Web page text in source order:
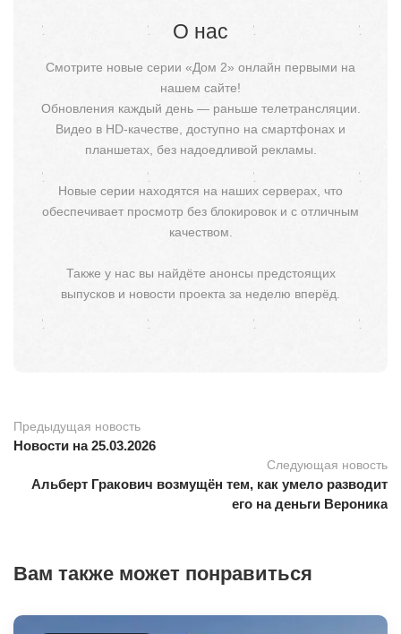
О нас
Смотрите новые серии «Дом 2» онлайн первыми на
нашем сайте!
Обновления каждый день — раньше телетрансляции.
Видео в HD-качестве, доступно на смартфонах и
планшетах, без надоедливой рекламы.
Новые серии находятся на наших серверах, что
обеспечивает просмотр без блокировок и с отличным
качеством.
Также у нас вы найдёте анонсы предстоящих
выпусков и новости проекта за неделю вперёд.
Предыдущая новость
Новости на 25.03.2026
Следующая новость
Альберт Гракович возмущён тем, как умело разводит
его на деньги Вероника
Вам также может понравиться